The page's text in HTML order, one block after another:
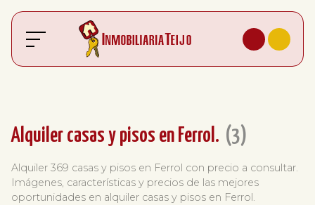
Alquiler casas y pisos en Ferrol. 3
Alquiler 369 casas y pisos en Ferrol con precio a consultar.
Imágenes, características y precios de las mejores
oportunidades en alquiler casas y pisos en Ferrol.